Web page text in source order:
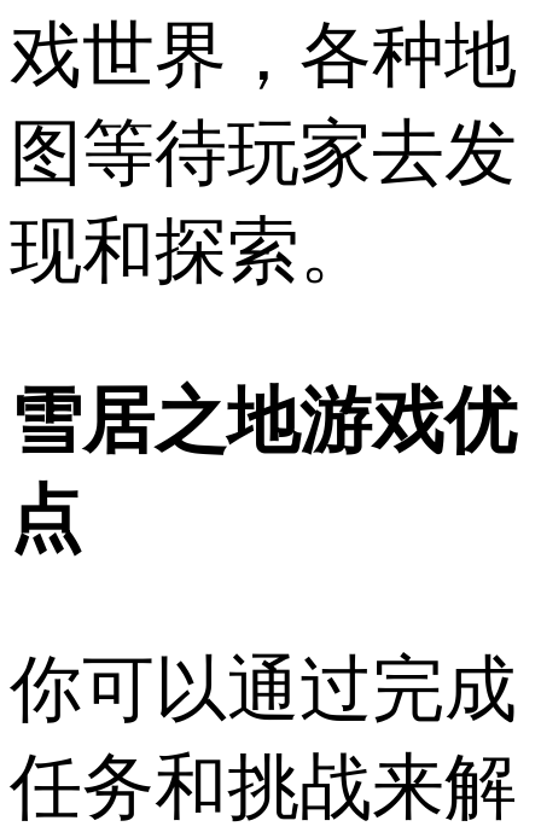
戏世界，各种地
图等待玩家去发
现和探索。
雪居之地游戏优
点
你可以通过完成
任务和挑战来解